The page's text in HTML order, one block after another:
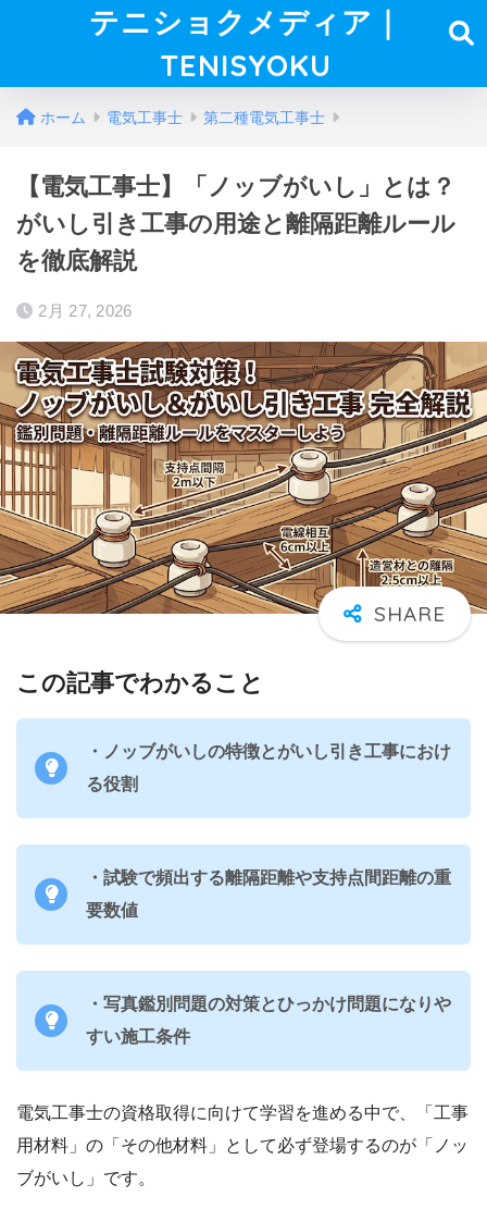
テニショクメディア｜
TENISYOKU
ホーム 電気工事士 第二種電気工事士
【電気工事士】「ノッブがいし」とは？
がいし引き工事の用途と離隔距離ルール
を徹底解説
2月 27, 2026
この記事でわかること
・ノッブがいしの特徴とがいし引き工事におけ
る役割
・試験で頻出する離隔距離や支持点間距離の重
要数値
・写真鑑別問題の対策とひっかけ問題になりや
すい施工条件
電気工事士の資格取得に向けて学習を進める中で、「工事
用材料」の「その他材料」として必ず登場するのが「ノッ
ブがいし」です。